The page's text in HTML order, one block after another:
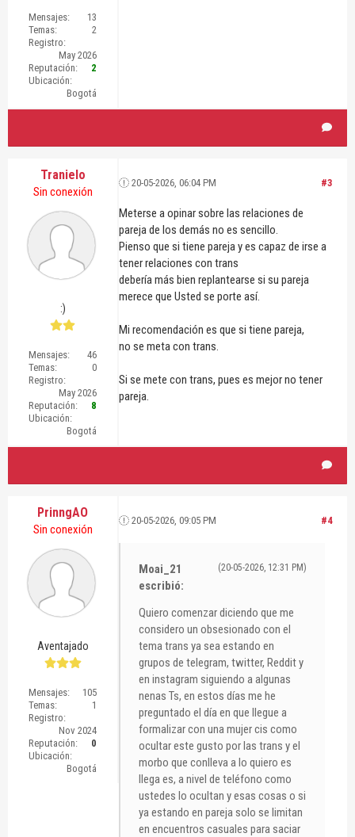
Mensajes:
13
Temas:
2
Registro:
May 2026
Reputación:
2
Ubicación:
Bogotá
Tranielo
Sin conexión
:)
Mensajes:
46
Temas:
0
Registro:
May 2026
Reputación:
8
Ubicación:
Bogotá
#3
20-05-2026, 06:04 PM
Meterse a opinar sobre las relaciones de
pareja de los demás no es sencillo.
Pienso que si tiene pareja y es capaz de irse a
tener relaciones con trans
debería más bien replantearse si su pareja
merece que Usted se porte así.
Mi recomendación es que si tiene pareja,
no se meta con trans.
Si se mete con trans, pues es mejor no tener
pareja.
PrinngAO
Sin conexión
Aventajado
Mensajes:
105
Temas:
1
Registro:
Nov 2024
Reputación:
0
Ubicación:
Bogotá
#4
20-05-2026, 09:05 PM
(20-05-2026, 12:31 PM)
Moai_21
escribió:
Quiero comenzar diciendo que me
considero un obsesionado con el
tema trans ya sea estando en
grupos de telegram, twitter, Reddit y
en instagram siguiendo a algunas
nenas Ts, en estos días me he
preguntado el día en que llegue a
formalizar con una mujer cis como
ocultar este gusto por las trans y el
morbo que conlleva a lo quiero es
llega es, a nivel de teléfono como
ustedes lo ocultan y esas cosas o si
ya estando en pareja solo se limitan
en encuentros casuales para saciar